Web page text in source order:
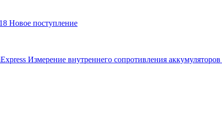
Новое поступление
Измерение внутреннего сопротивления аккумуляторов